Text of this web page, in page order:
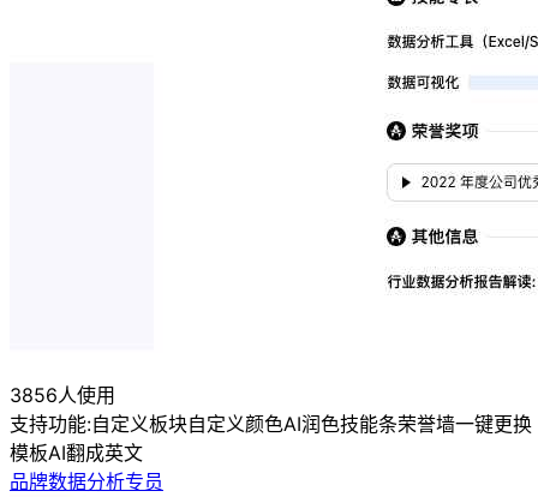
3856人使用
支持功能:自定义板块自定义颜色AI润色技能条荣誉墙一键更换
模板AI翻成英文
品牌数据分析专员